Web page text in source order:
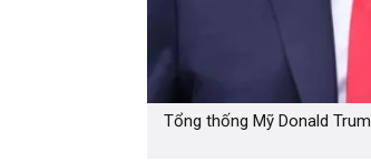
Tổng thống Mỹ Donald